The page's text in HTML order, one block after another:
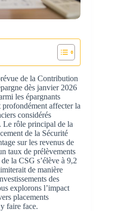
de la Contribution
dès janvier 2026
les épargnants
affecter la
considérés
Le rôle principal de la
de la Sécurité
sur les revenus de
taux de prélèvements
la CSG s’élève à 9,2
de manière
des
explorons l’impact
placements
faire face.